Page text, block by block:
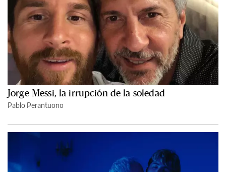
Jorge Messi, la irrupción de la soledad
Pablo Perantuono